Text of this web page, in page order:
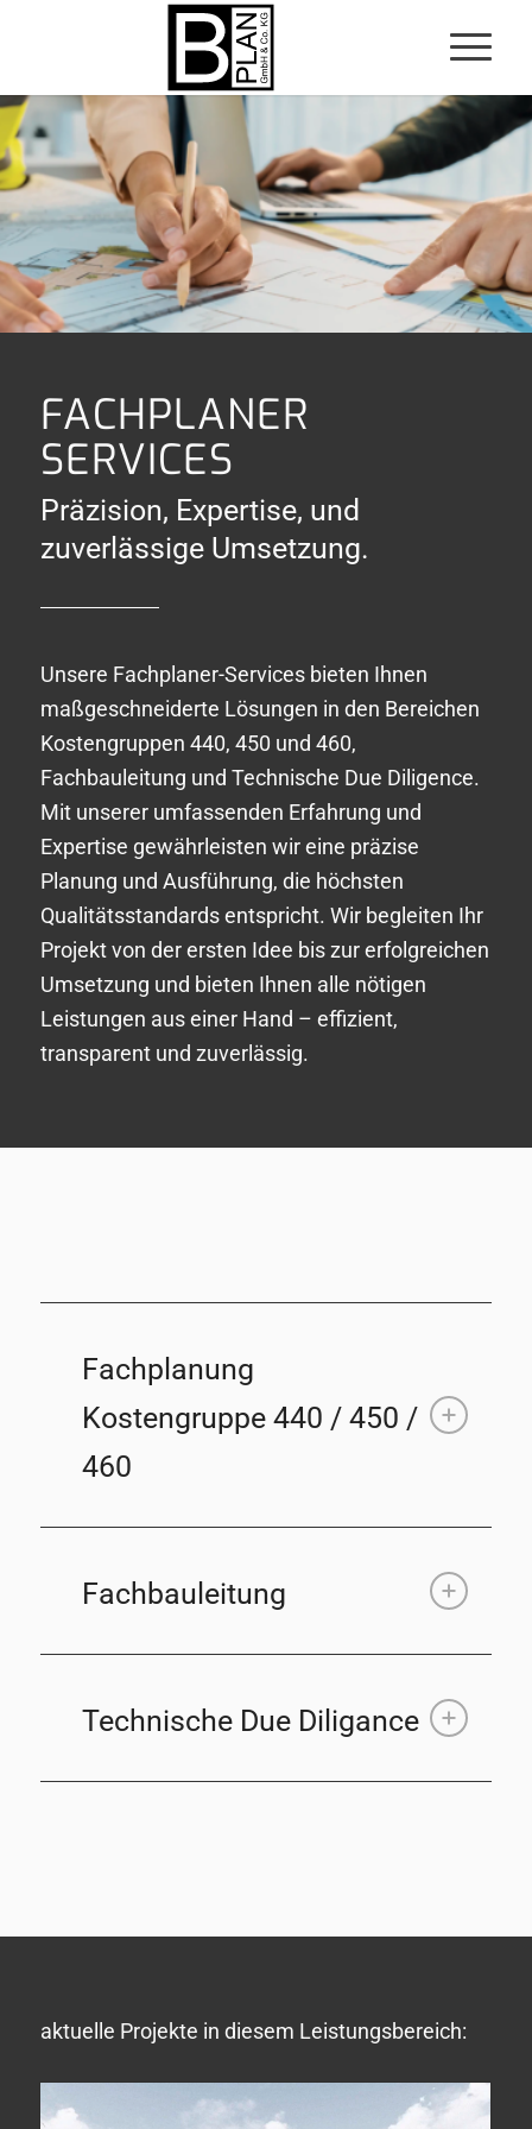
FACHPLANER
SERVICES
Präzision, Expertise, und
zuverlässige Umsetzung.
Unsere Fachplaner-Services bieten Ihnen
maßgeschneiderte Lösungen in den Bereichen
Kostengruppen 440, 450 und 460,
Fachbauleitung und Technische Due Diligence.
Mit unserer umfassenden Erfahrung und
Expertise gewährleisten wir eine präzise
Planung und Ausführung, die höchsten
Qualitätsstandards entspricht. Wir begleiten Ihr
Projekt von der ersten Idee bis zur erfolgreichen
Umsetzung und bieten Ihnen alle nötigen
Leistungen aus einer Hand – effizient,
transparent und zuverlässig.
Fachplanung
Kostengruppe 440 / 450 /
460
Fachbauleitung
Technische Due Diligance
aktuelle Projekte in diesem Leistungsbereich: